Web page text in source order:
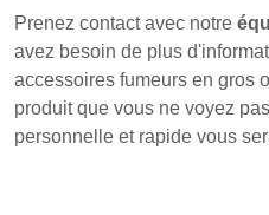
Prenez contact avec notre
avez besoin de plus
accessoires fumeurs en gros
produit que vous ne voyez
personnelle et rapide vous